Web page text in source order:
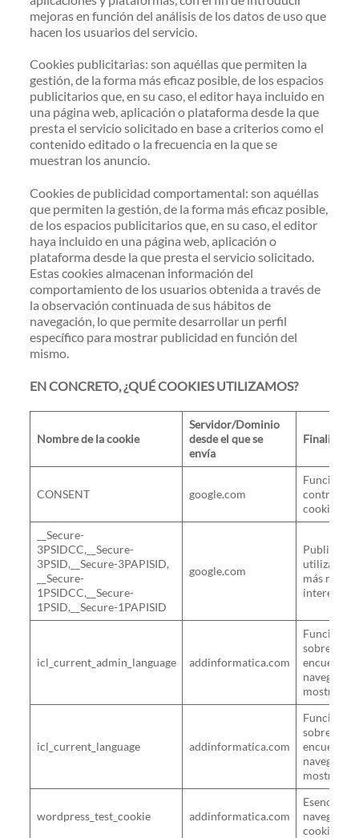
mejoras en función del análisis de los datos de uso que
hacen los usuarios del servicio.
Cookies publicitarias: son aquéllas que permiten la
gestión, de la forma más eficaz posible, de los espacios
publicitarios que, en su caso, el editor haya incluido en
una página web, aplicación o plataforma desde la que
presta el servicio solicitado en base a criterios como el
contenido editado o la frecuencia en la que se
muestran los anuncio.
Cookies de publicidad comportamental: son aquéllas
que permiten la gestión, de la forma más eficaz posible,
de los espacios publicitarios que, en su caso, el editor
haya incluido en una página web, aplicación o
plataforma desde la que presta el servicio solicitado.
Estas cookies almacenan información del
comportamiento de los usuarios obtenida a través de
la observación continuada de sus hábitos de
navegación, lo que permite desarrollar un perfil
específico para mostrar publicidad en función del
mismo.
EN CONCRETO, ¿QUÉ COOKIES UTILIZAMOS?
Nombre de la cookie
Servidor/Dominio
desde el que se
envía
Finalidad
CONSENT google.com
Funcional.
controlar
cookies.
__Secure-
3PSIDCC,__Secure-
3PSID,__Secure-3PAPISID,
__Secure-
1PSIDCC,__Secure-
1PSID,__Secure-1PAPISID
google.com
utilizan
más
intereses –
icl_current_admin_language addinformatica.com
sobre el
encuentra
navegador
mostrar la
icl_current_language addinformatica.com
sobre el
encuentra
navegador
mostrar la
wordpress_test_cookie addinformatica.com
Esencial.
navegador
cookies.